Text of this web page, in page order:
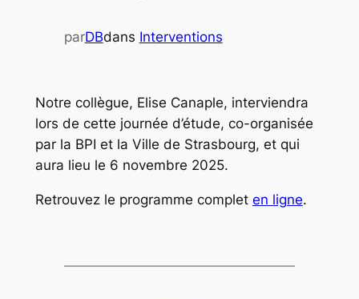
parDBdans Interventions
Notre collègue, Elise Canaple, interviendra
lors de cette journée d’étude, co-organisée
par la BPI et la Ville de Strasbourg, et qui
aura lieu le 6 novembre 2025.
Retrouvez le programme complet en ligne.